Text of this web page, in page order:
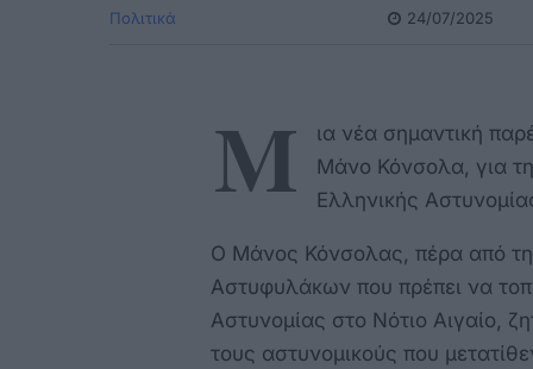
Πολιτικά 24/07/2025
Μ
ια νέα σημαντική
Μάνο Κόνσολα, για
Ελληνικής
Ο Μάνος Κόνσολας, πέρα από
Αστυφυλάκων που πρέπει να
Αστυνομίας στο Νότιο Αιγαίο,
τους αστυνομικούς που